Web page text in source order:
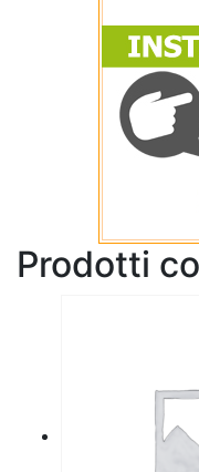
Prodotti